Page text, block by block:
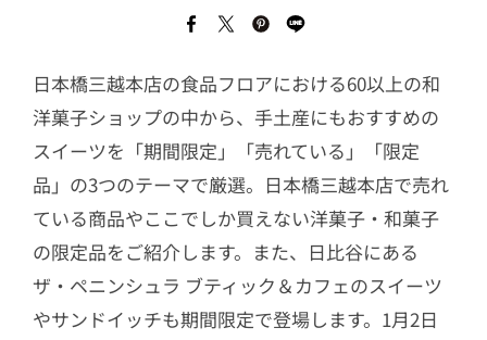
日本橋三越本店の食品フロアにおける60以上の和
洋菓子ショップの中から、手土産にもおすすめの
スイーツを「期間限定」「売れている」「限定
品」の3つのテーマで厳選。日本橋三越本店で売れ
ている商品やここでしか買えない洋菓子・和菓子
の限定品をご紹介します。また、日比谷にある
ザ・ペニンシュラ ブティック＆カフェのスイーツ
やサンドイッチも期間限定で登場します。1月2日